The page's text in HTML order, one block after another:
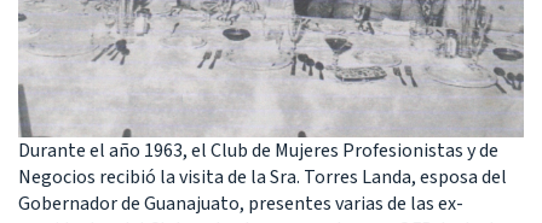
Durante el año 1963, el Club de Mujeres Profesionistas y de
Negocios recibió la visita de la Sra. Torres Landa, esposa del
Gobernador de Guanajuato, presentes varias de las ex-